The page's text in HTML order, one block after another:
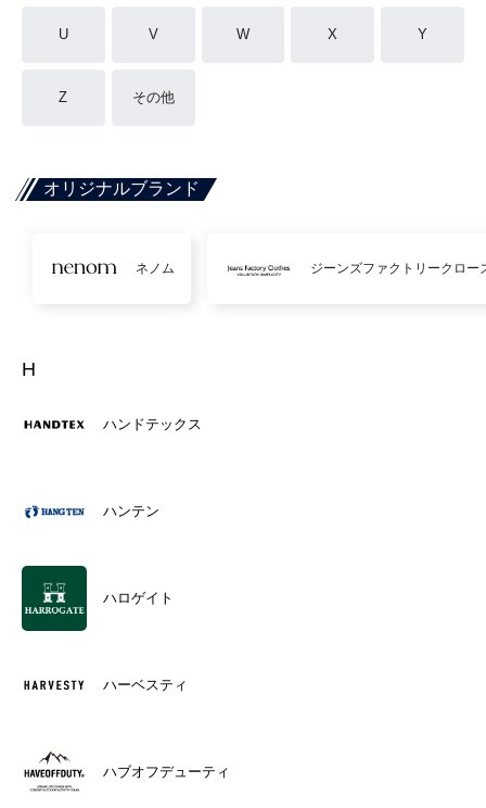
U V W X Y
Z その他
オリジナルブランド
ネノム ジーンズファクトリークロー
H
ハンドテックス
ハンテン
ハロゲイト
ハーベスティ
ハブオフデューティ